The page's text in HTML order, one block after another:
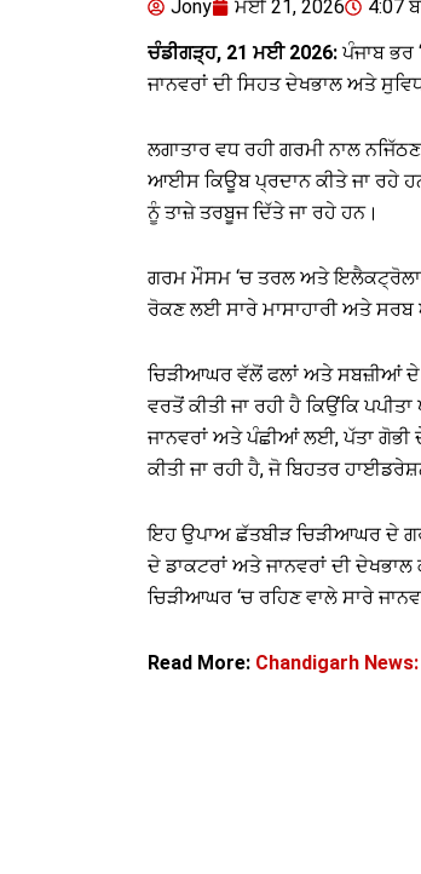
Jony ਮਈ 21, 2026
4:07
ਚੰਡੀਗੜ੍ਹ, 21 ਮਈ 2026:ਪੰਜਾਬ
ਜਾਨਵਰਾਂ ਦੀ ਸਿਹਤ ਦੇਖਭਾਲ ਅਤੇ
ਲਗਾਤਾਰ ਵਧ ਰਹੀ ਗਰਮੀ ਨਾਲ
ਆਈਸ ਕਿਊਬ ਪ੍ਰਦਾਨ ਕੀਤੇ ਜਾ ਰਹੇ
ਨੂੰ ਤਾਜ਼ੇ ਤਰਬੂਜ ਦਿੱਤੇ ਜਾ ਰਹੇ ਹਨ।
ਗਰਮ ਮੌਸਮ ‘ਚ ਤਰਲ ਅਤੇ
ਰੋਕਣ ਲਈ ਸਾਰੇ ਮਾਸਾਹਾਰੀ ਅਤੇ ਸਰਬ
ਚਿੜੀਆਘਰ ਵੱਲੋਂ ਫਲਾਂ ਅਤੇ ਸਬਜ਼ੀਆਂ ਦੇ
ਵਰਤੋਂ ਕੀਤੀ ਜਾ ਰਹੀ ਹੈ ਕਿਉਂਕਿ
ਜਾਨਵਰਾਂ ਅਤੇ ਪੰਛੀਆਂ ਲਈ, ਪੱਤਾ ਗੋਭੀ
ਕੀਤੀ ਜਾ ਰਹੀ ਹੈ, ਜੋ ਬਿਹਤਰ
ਇਹ ਉਪਾਅ ਛੱਤਬੀੜ ਚਿੜੀਆਘਰ ਦੇ
ਦੇ ਡਾਕਟਰਾਂ ਅਤੇ ਜਾਨਵਰਾਂ ਦੀ
ਚਿੜੀਆਘਰ ‘ਚ ਰਹਿਣ ਵਾਲੇ ਸਾਰੇ
Read More: Chandigarh